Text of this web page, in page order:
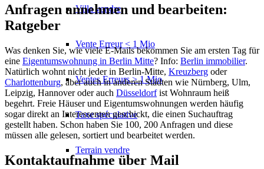
Villa vendre
Vente Erreur < 1 Mio
Ventes Erreurs > 1 Mio
Taxe spéculative
Terrain vendre
Anfragen annehmen und bearbeiten:
Ratgeber
Was denken Sie, wie viele E-Mails bekommen Sie am ersten Tag für
eine Eigentumswohnung in Berlin Mitte? Info: Berlin immobilier.
Natürlich wohnt nicht jeder in Berlin-Mitte, Kreuzberg oder
Charlottenburg, aber auch in anderen Städten wie Nürnberg, Ulm,
Leipzig, Hannover oder auch Düsseldorfist Wohnraum heiß
begehrt. Freie Häuser und Eigentumswohnungen werden häufig
sogar direkt an Interessenten geschickt, die einen Suchauftrag
gestellt haben. Schon haben Sie 100, 200 Anfragen und diese
müssen alle gelesen, sortiert und bearbeitet werden.
Kontaktaufnahme über Mail